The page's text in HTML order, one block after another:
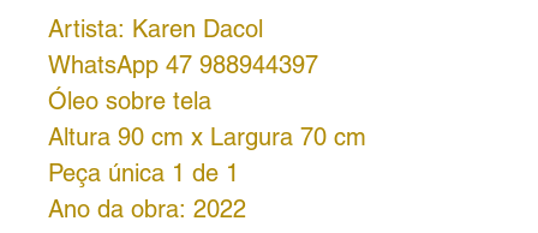
Artista: Karen Dacol
WhatsApp 47 988944397
Óleo sobre tela
Altura 90 cm x Largura 70 cm
Peça única 1 de 1
Ano da obra: 2022